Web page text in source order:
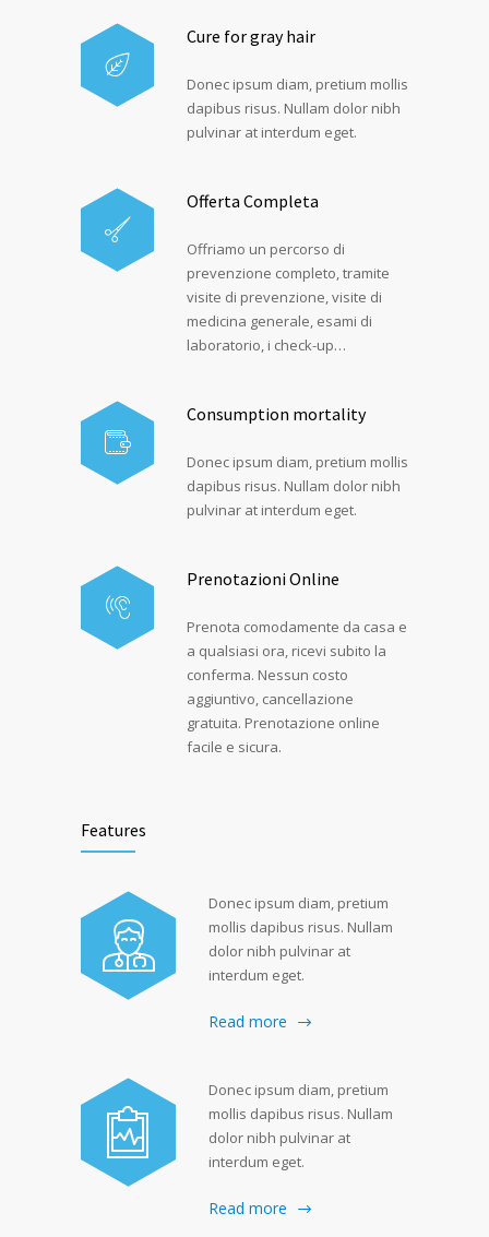
Cure for gray hair
Donec ipsum diam, pretium mollis
dapibus risus. Nullam dolor nibh
pulvinar at interdum eget.
Offerta Completa
Offriamo un percorso di
prevenzione completo, tramite
visite di prevenzione, visite di
medicina generale, esami di
laboratorio, i check-up…
Consumption mortality
Donec ipsum diam, pretium mollis
dapibus risus. Nullam dolor nibh
pulvinar at interdum eget.
Prenotazioni Online
Prenota comodamente da casa e
a qualsiasi ora, ricevi subito la
conferma. Nessun costo
aggiuntivo, cancellazione
gratuita. Prenotazione online
facile e sicura.
Features
Donec ipsum diam, pretium
mollis dapibus risus. Nullam
dolor nibh pulvinar at
interdum eget.
Read more
Donec ipsum diam, pretium
mollis dapibus risus. Nullam
dolor nibh pulvinar at
interdum eget.
Read more